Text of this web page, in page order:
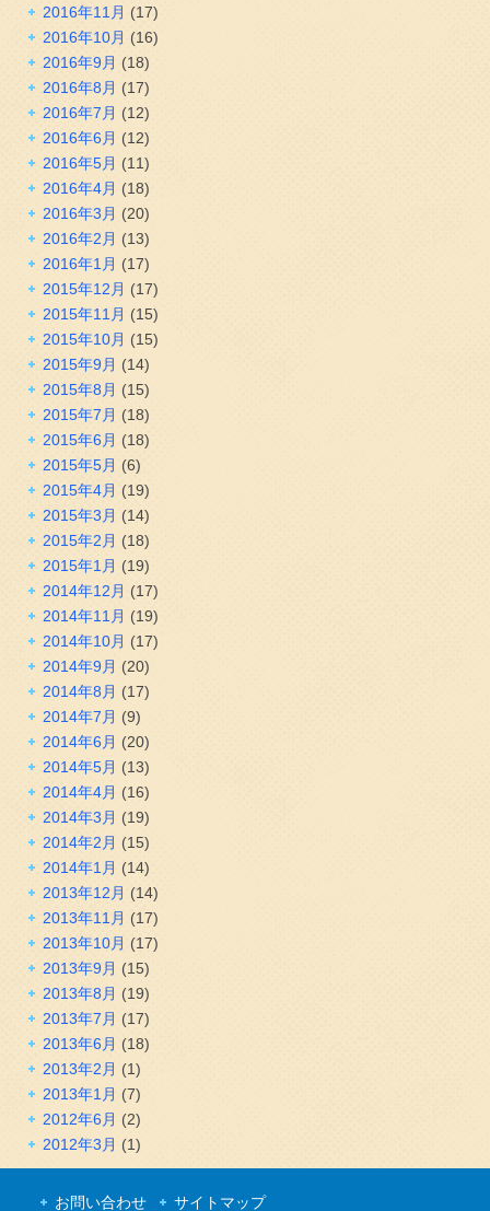
2016年11月 (17)
2016年10月 (16)
2016年9月 (18)
2016年8月 (17)
2016年7月 (12)
2016年6月 (12)
2016年5月 (11)
2016年4月 (18)
2016年3月 (20)
2016年2月 (13)
2016年1月 (17)
2015年12月 (17)
2015年11月 (15)
2015年10月 (15)
2015年9月 (14)
2015年8月 (15)
2015年7月 (18)
2015年6月 (18)
2015年5月 (6)
2015年4月 (19)
2015年3月 (14)
2015年2月 (18)
2015年1月 (19)
2014年12月 (17)
2014年11月 (19)
2014年10月 (17)
2014年9月 (20)
2014年8月 (17)
2014年7月 (9)
2014年6月 (20)
2014年5月 (13)
2014年4月 (16)
2014年3月 (19)
2014年2月 (15)
2014年1月 (14)
2013年12月 (14)
2013年11月 (17)
2013年10月 (17)
2013年9月 (15)
2013年8月 (19)
2013年7月 (17)
2013年6月 (18)
2013年2月 (1)
2013年1月 (7)
2012年6月 (2)
2012年3月 (1)
お問い合わせ サイトマップ